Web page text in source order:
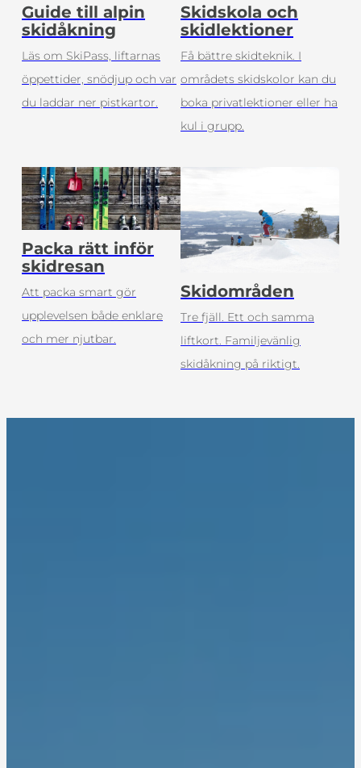
Guide till alpin
skidåkning
Läs om SkiPass, liftarnas
öppettider, snödjup och var
du laddar ner pistkartor.
Skidskola och
skidlektioner
Få bättre skidteknik. I
områdets skidskolor kan du
boka privatlektioner eller ha
kul i grupp.
Packa rätt inför
skidresan
Att packa smart gör
upplevelsen både enklare
och mer njutbar.
Skidområden
Tre fjäll. Ett och samma
liftkort. Familjevänlig
skidåkning på riktigt.